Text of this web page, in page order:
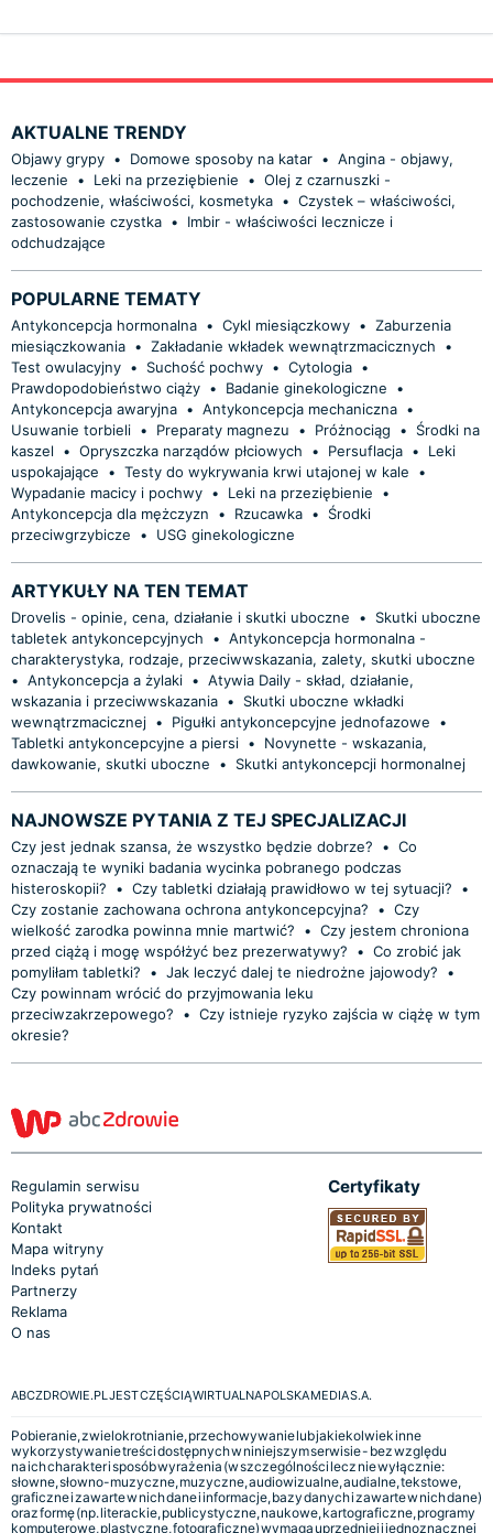
AKTUALNE TRENDY
Objawy grypy • Domowe sposoby na katar • Angina - objawy,
leczenie
• Leki na przeziębienie • Olej z czarnuszki -
pochodzenie, właściwości, kosmetyka • Czystek – właściwości,
zastosowanie czystka •
Imbir - właściwości lecznicze i
odchudzające
POPULARNE TEMATY
Antykoncepcja hormonalna • Cykl miesiączkowy • Zaburzenia
miesiączkowania • Zakładanie wkładek wewnątrzmacicznych
•
Test owulacyjny • Suchość pochwy • Cytologia •
Prawdopodobieństwo ciąży • Badanie ginekologiczne
•
Antykoncepcja awaryjna • Antykoncepcja mechaniczna •
Usuwanie torbieli • Preparaty magnezu • Próżnociąg •
Środki na
kaszel
• Opryszczka narządów płciowych • Persuflacja •
Leki
uspokajające
• Testy do wykrywania krwi utajonej w kale
•
Wypadanie macicy i pochwy • Leki na przeziębienie
•
Antykoncepcja dla mężczyzn
• Rzucawka •
Środki
przeciwgrzybicze
• USG ginekologiczne
ARTYKUŁY NA TEN TEMAT
Drovelis - opinie, cena, działanie i skutki uboczne •
Skutki uboczne
tabletek antykoncepcyjnych
• Antykoncepcja hormonalna -
charakterystyka, rodzaje, przeciwwskazania, zalety, skutki uboczne
• Antykoncepcja a żylaki • Atywia Daily - skład, działanie,
wskazania i przeciwwskazania •
Skutki uboczne wkładki
wewnątrzmacicznej • Pigułki antykoncepcyjne jednofazowe
•
Tabletki antykoncepcyjne a piersi •
Novynette - wskazania,
dawkowanie, skutki uboczne
• Skutki antykoncepcji hormonalnej
NAJNOWSZE PYTANIA Z TEJ SPECJALIZACJI
Czy jest jednak szansa, że wszystko będzie dobrze? • Co
oznaczają te wyniki badania wycinka pobranego podczas
histeroskopii?
• Czy tabletki działają prawidłowo w tej sytuacji?
•
Czy zostanie zachowana ochrona antykoncepcyjna?
• Czy
wielkość zarodka powinna mnie martwić?
• Czy jestem chroniona
przed ciążą i mogę współżyć bez prezerwatywy?
• Co zrobić jak
pomyliłam tabletki?
• Jak leczyć dalej te niedrożne jajowody?
•
Czy powinnam wrócić do przyjmowania leku
przeciwzakrzepowego?
• Czy istnieje ryzyko zajścia w ciążę w tym
okresie?
Regulamin serwisu
Polityka prywatności
Kontakt
Mapa witryny
Indeks pytań
Partnerzy
Reklama
O nas
Certyfikaty
ABCZDROWIE.PL JEST CZĘŚCIĄ WIRTUALNA POLSKA MEDIA S.A.
Pobieranie, zwielokrotnianie, przechowywanie lub jakiekolwiek inne
wykorzystywanie treści dostępnych w niniejszym serwisie - bez względu
na ich charakter i sposób wyrażenia (w szczególności lecz nie wyłącznie:
słowne, słowno-muzyczne, muzyczne, audiowizualne, audialne, tekstowe,
graficzne i zawarte w nich dane i informacje, bazy danych i zawarte w nich dane)
oraz formę (np. literackie, publicystyczne, naukowe, kartograficzne, programy
komputerowe, plastyczne, fotograficzne) wymaga uprzedniej i jednoznacznej